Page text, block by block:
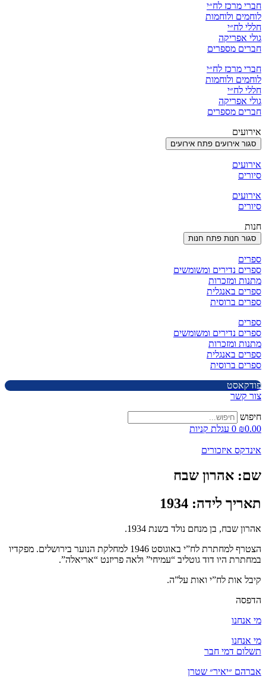
חברי מרכז לח״י
לוחמים ולוחמות
חללי לח״י
גולי אפריקה
חברים מספרים
חברי מרכז לח״י
לוחמים ולוחמות
חללי לח״י
גולי אפריקה
חברים מספרים
אירועים
סגור אירועים פתח אירועים
אירועים
סיורים
אירועים
סיורים
חנות
סגור חנות פתח חנות
ספרים
ספרים נדירים ומשומשים
מתנות ומזכרות
ספרים באנגלית
ספרים ברוסית
ספרים
ספרים נדירים ומשומשים
מתנות ומזכרות
ספרים באנגלית
ספרים ברוסית
פודקאסט
צור קשר
חיפוש
₪0.00
0 עגלת קניות
אינדקס איזכורים
שם: אהרון שבח
תאריך לידה: 1934
אהרון שבח, בן מנחם נולד בשנת 1934.
הצטרף למחתרת לח”י באוגוסט 1946 למחלקת הנוער בירושלים. מפקדיו
במחתרת היו דוד גוטליב “עמיחי” ולאה פריזנט “אריאלה”.
קיבל אות לח”י ואות על”ה.
הדפסה
מי אנחנו
מי אנחנו
תשלום דמי חבר
אברהם ״יאיר״ שטרן